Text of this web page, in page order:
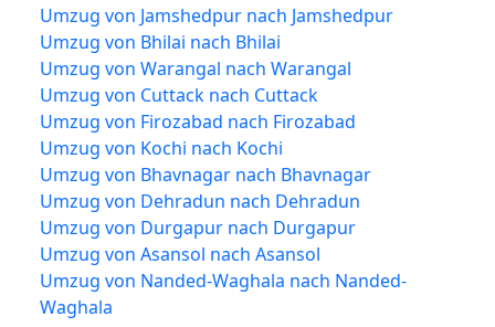
Umzug von Jamshedpur nach Jamshedpur
Umzug von Bhilai nach Bhilai
Umzug von Warangal nach Warangal
Umzug von Cuttack nach Cuttack
Umzug von Firozabad nach Firozabad
Umzug von Kochi nach Kochi
Umzug von Bhavnagar nach Bhavnagar
Umzug von Dehradun nach Dehradun
Umzug von Durgapur nach Durgapur
Umzug von Asansol nach Asansol
Umzug von Nanded-Waghala nach Nanded-
Waghala